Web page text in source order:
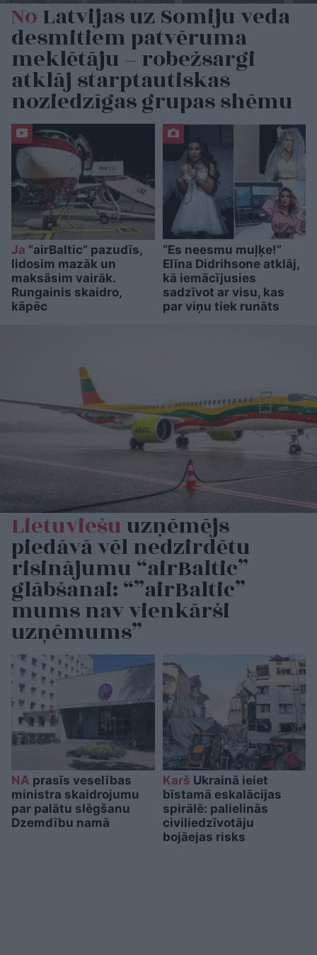
NoLatvijas uz Somiju veda
desmitiem patvēruma
meklētāju – robežsargi
atklāj starptautiskas
noziedzīgas grupas shēmu
Ja “airBaltic” pazudīs,
lidosim mazāk un
maksāsim vairāk.
Rungainis skaidro,
kāpēc
“Es neesmu muļķe!”
Elīna Didrihsone atklāj,
kā iemācījusies
sadzīvot ar visu, kas
par viņu tiek runāts
Lietuviešuuzņēmējs
piedāvā vēl nedzirdētu
risinājumu “airBaltic”
glābšanai: “”airBaltic”
mums nav vienkārši
uzņēmums”
NA prasīs veselības
ministra skaidrojumu
par palātu slēgšanu
Dzemdību namā
Karš Ukrainā ieiet
bīstamā eskalācijas
spirālē: palielinās
civiliedzīvotāju
bojāejas risks